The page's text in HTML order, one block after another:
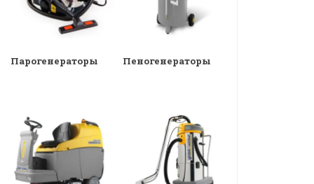
Парогенераторы Пеногенераторы